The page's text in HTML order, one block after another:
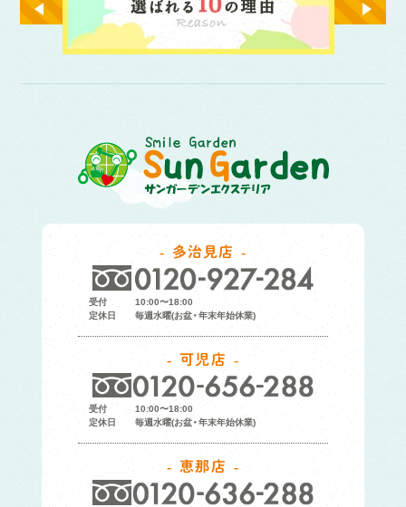
多治見店
受付
10:00〜18:00
定休日
毎週水曜(お盆・年末年始休業)
可児店
受付
10:00〜18:00
定休日
毎週水曜(お盆・年末年始休業)
恵那店